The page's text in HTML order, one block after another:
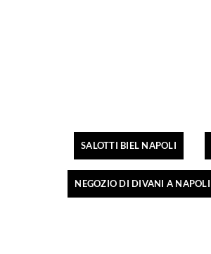
SALOTTI BIEL NAPOLI
NEGOZIO DI DIVANI A NAPOLI